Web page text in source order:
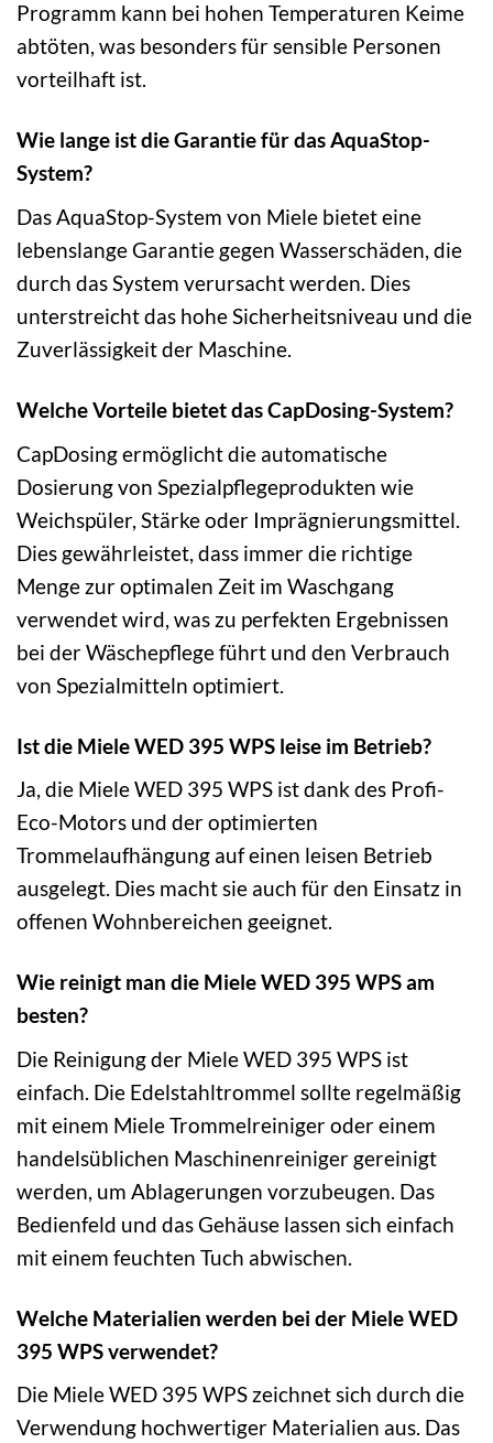
Programm kann bei hohen Temperaturen Keime
abtöten, was besonders für sensible Personen
vorteilhaft ist.
Wie lange ist die Garantie für das AquaStop-
System?
Das AquaStop-System von Miele bietet eine
lebenslange Garantie gegen Wasserschäden, die
durch das System verursacht werden. Dies
unterstreicht das hohe Sicherheitsniveau und die
Zuverlässigkeit der Maschine.
Welche Vorteile bietet das CapDosing-System?
CapDosing ermöglicht die automatische
Dosierung von Spezialpflegeprodukten wie
Weichspüler, Stärke oder Imprägnierungsmittel.
Dies gewährleistet, dass immer die richtige
Menge zur optimalen Zeit im Waschgang
verwendet wird, was zu perfekten Ergebnissen
bei der Wäschepflege führt und den Verbrauch
von Spezialmitteln optimiert.
Ist die Miele WED 395 WPS leise im Betrieb?
Ja, die Miele WED 395 WPS ist dank des Profi-
Eco-Motors und der optimierten
Trommelaufhängung auf einen leisen Betrieb
ausgelegt. Dies macht sie auch für den Einsatz in
offenen Wohnbereichen geeignet.
Wie reinigt man die Miele WED 395 WPS am
besten?
Die Reinigung der Miele WED 395 WPS ist
einfach. Die Edelstahltrommel sollte regelmäßig
mit einem Miele Trommelreiniger oder einem
handelsüblichen Maschinenreiniger gereinigt
werden, um Ablagerungen vorzubeugen. Das
Bedienfeld und das Gehäuse lassen sich einfach
mit einem feuchten Tuch abwischen.
Welche Materialien werden bei der Miele WED
395 WPS verwendet?
Die Miele WED 395 WPS zeichnet sich durch die
Verwendung hochwertiger Materialien aus. Das